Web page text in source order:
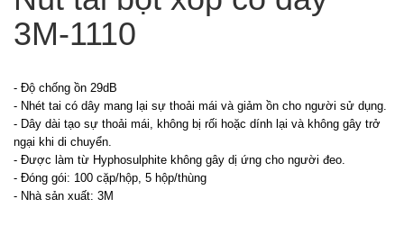
3M-1110
- Độ chống ồn 29dB
- Nhét tai có dây mang lại sự thoải mái và giảm ồn cho người sử dụng.
- Dây dài tạo sự thoải mái, không bị rối hoặc dính lại và không gây trở
ngại khi di chuyển.
- Được làm từ Hyphosulphite không gây dị ứng cho người đeo.
- Đóng gói: 100 cặp/hộp, 5 hộp/thùng
- Nhà sản xuất: 3M